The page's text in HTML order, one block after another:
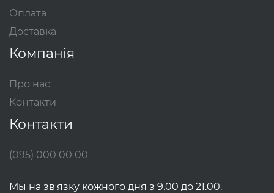
Оплата
Доставка
Компанія
Про нас
Контакти
Контакти
(095) 000 00 00
Мы на звʼязку кожного дня з 9.00 до 21.00.